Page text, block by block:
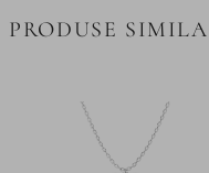
PRODUSE